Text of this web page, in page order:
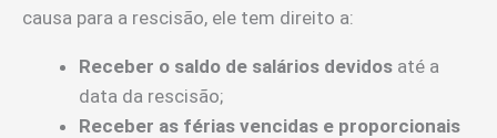
causa para a rescisão, ele tem direito a:
Receber o saldo de salários devidos até a
data da rescisão;
Receber as férias vencidas e proporcionais